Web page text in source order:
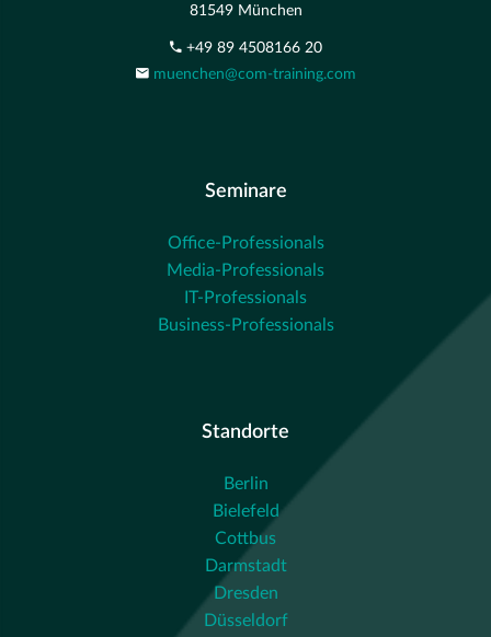
81549 München
+49 89 4508166 20
muenchen@com-training.com
Seminare
Office-Professionals
Media-Professionals
IT-Professionals
Business-Professionals
Standorte
Berlin
Bielefeld
Cottbus
Darmstadt
Dresden
Düsseldorf